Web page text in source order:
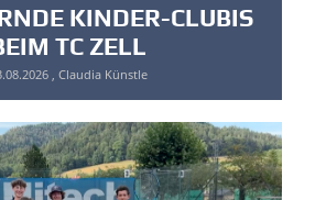
KINDER-CLUBIS
TC ZELL
, Claudia Künstle